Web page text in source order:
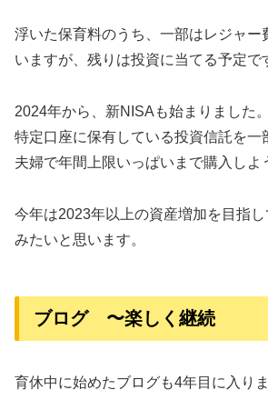
浮いた保育料のうち、一部はレジャー
いますが、残りは投資に当てる予定で
2024年から、新NISAも始まりました。
特定口座に保有している投資信託を一
夫婦で年間上限いっぱいまで購入しよ
今年は2023年以上の資産増加を目指
みたいと思います。
ブログ 〜楽しく継続
育休中に始めたブログも4年目に入りま